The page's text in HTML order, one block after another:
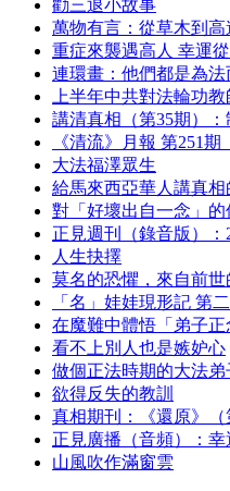
勸三退小故事
萬物有言：從草木到高
重症來襲遇高人 幸運
連環畫：他們都是為法
上半年中共對法輪功
講清真相（第35期）
《清流》月報 第251期
大法福澤眾生
給馬來西亞華人講真
對「好壞出自一念」的
正見週刊（錄音版）：
人生抉擇
莫名的恐懼，來自前世
「名」娃娃現形記 第二
在魔難中體悟「弟子
看不上別人也是嫉妒心
做個正法時期的大法弟
欲得反失的教訓
真相期刊：《還原》（
正見廣播（音頻）：
山風吹作滿窗雲